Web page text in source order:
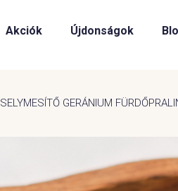
Akciók Újdonságok
SELYMESÍTŐ GERÁNIUM